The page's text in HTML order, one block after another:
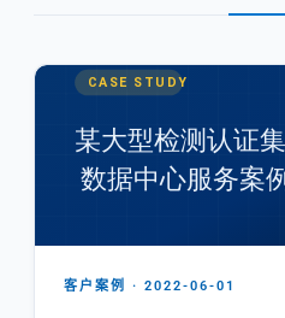
客户案例 · 2022-06-01